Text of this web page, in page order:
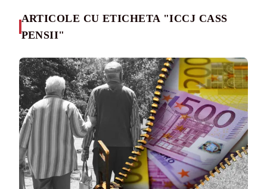
ARTICOLE CU ETICHETA "ICCJ CASS
PENSII"